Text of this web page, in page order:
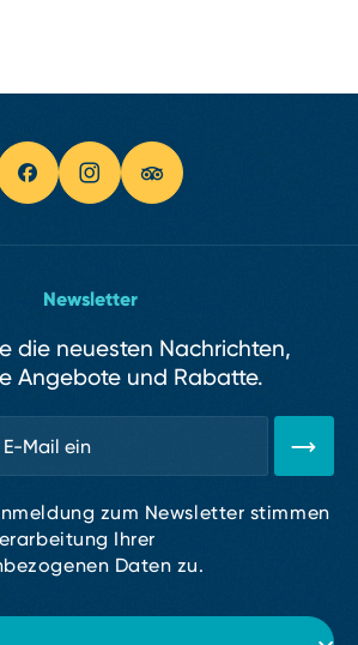
Newsletter
die neuesten Nachrichten,
Angebote und Rabatte.
zum Newsletter stimmen
Ihrer
Daten zu.